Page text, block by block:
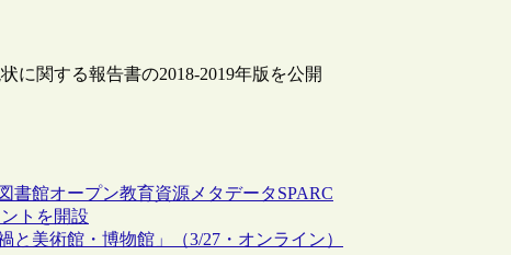
に関する報告書の2018-2019年版を公開
書館オープン教育資源 メタデータSPARC
トを開設
と美術館・博物館」（3/27・オンライン）